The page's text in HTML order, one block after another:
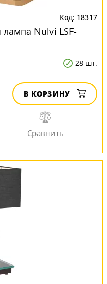
18317
Nulvi LSF-
28 шт.
В КОРЗИНУ